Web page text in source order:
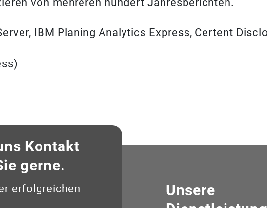
von mehreren hundert Jahresberichten.
IBM Planing Analytics Express, Certent
Kontakt
gerne.
erfolgreichen
Unsere